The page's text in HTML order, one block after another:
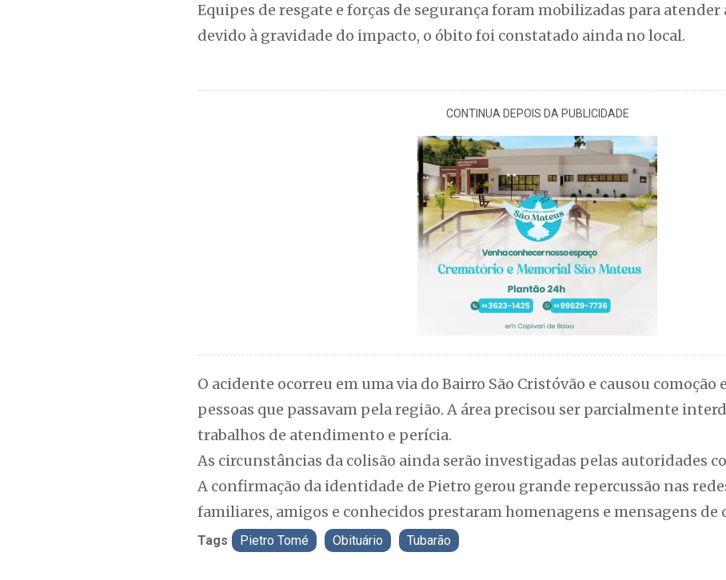
Equipes de resgate e forças de segurança foram mobilizadas para atender
devido à gravidade do impacto, o óbito foi constatado ainda no local.
CONTINUA DEPOIS DA PUBLICIDADE
O acidente ocorreu em uma via do Bairro São Cristóvão e causou comoção
pessoas que passavam pela região. A área precisou ser parcialmente
trabalhos de atendimento e perícia.
As circunstâncias da colisão ainda serão investigadas pelas autoridades
A confirmação da identidade de Pietro gerou grande repercussão nas
familiares, amigos e conhecidos prestaram homenagens e mensagens de
Tags Pietro Tomé Obituário Tubarão